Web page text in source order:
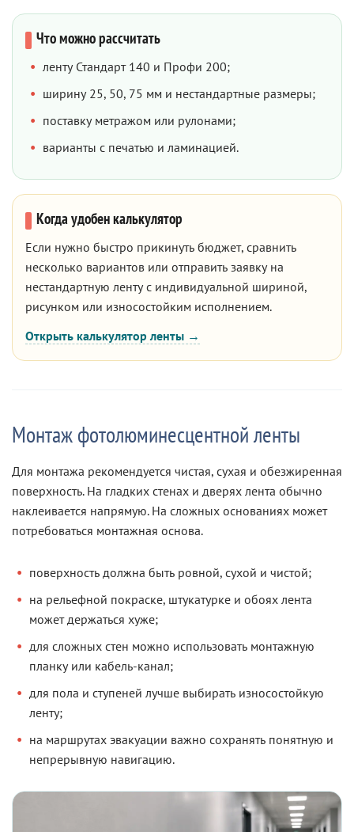
Что можно рассчитать
ленту Стандарт 140 и Профи 200;
ширину 25, 50, 75 мм и нестандартные размеры;
поставку метражом или рулонами;
варианты с печатью и ламинацией.
Когда удобен калькулятор
Если нужно быстро прикинуть бюджет, сравнить
несколько вариантов или отправить заявку на
нестандартную ленту с индивидуальной шириной,
рисунком или износостойким исполнением.
Открыть калькулятор ленты →
Монтаж фотолюминесцентной ленты
Для монтажа рекомендуется чистая, сухая и обезжиренная
поверхность. На гладких стенах и дверях лента обычно
наклеивается напрямую. На сложных основаниях может
потребоваться монтажная основа.
поверхность должна быть ровной, сухой и чистой;
на рельефной покраске, штукатурке и обоях лента
может держаться хуже;
для сложных стен можно использовать монтажную
планку или кабель-канал;
для пола и ступеней лучше выбирать износостойкую
ленту;
на маршрутах эвакуации важно сохранять понятную и
непрерывную навигацию.